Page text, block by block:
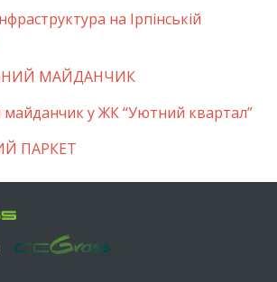
на Ірпінській
МАЙДАНЧИК
у ЖК “Уютний квартал”
ПАРКЕТ